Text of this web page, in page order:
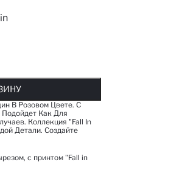
В Розовом Цвете. С
Как Для
Коллекция "Fall In
Детали. Создайте
с принтом "Fall in